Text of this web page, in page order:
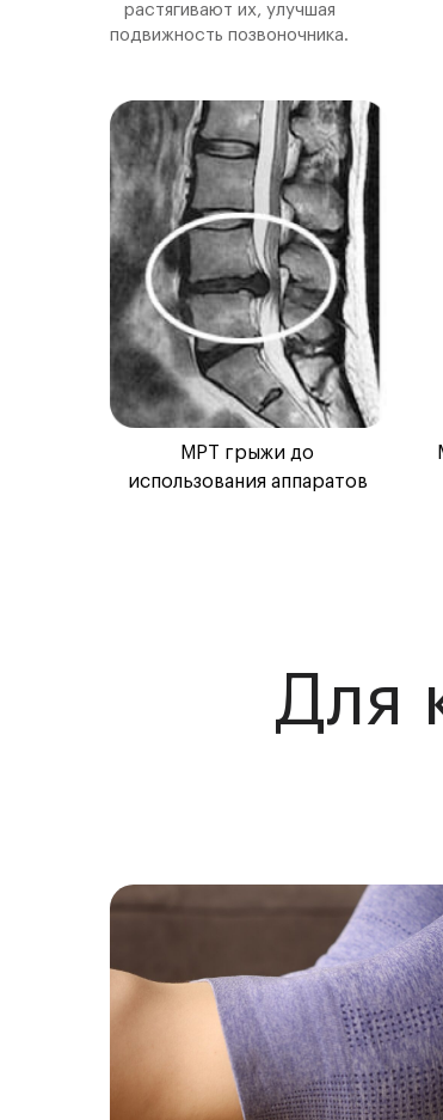
растягивают их, улучшая
подвижность позвоночника.
МРТ грыжи до
использования аппаратов
Для